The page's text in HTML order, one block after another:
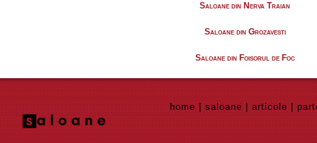
Saloane din Nerva Traian
Saloane din Grozavesti
Saloane din Foisorul de Foc
home saloane articole